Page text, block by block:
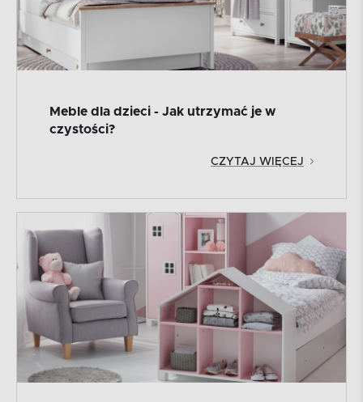
Meble dla dzieci - Jak utrzymać je w
czystości?
CZYTAJ WIĘCEJ